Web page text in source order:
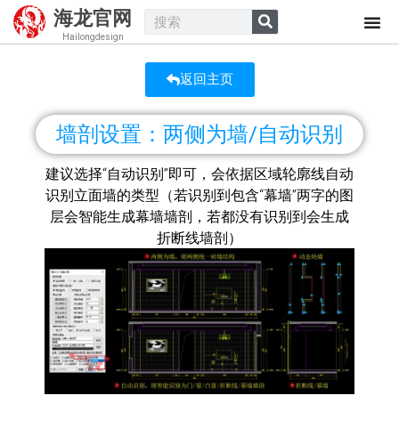
海龙官网
Hailongdesign
返回主页
墙剖设置：两侧为墙/自动识别
建议选择“自动识别”即可，会依据区域轮廓线自动
识别立面墙的类型（若识别到包含“幕墙”两字的图
层会智能生成幕墙墙剖，若都没有识别到会生成
折断线墙剖）